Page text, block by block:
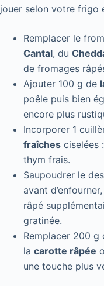
jouer selon votre frigo
Remplacer le
Cantal, du
de fromages
Ajouter 100 g de
poêle puis bien
encore plus
Incorporer 1
fraîches ciselées
thym frais.
Saupoudrer le
avant
râpé
gratinée.
Remplacer 200 g
la carotte râpée
une touche plus